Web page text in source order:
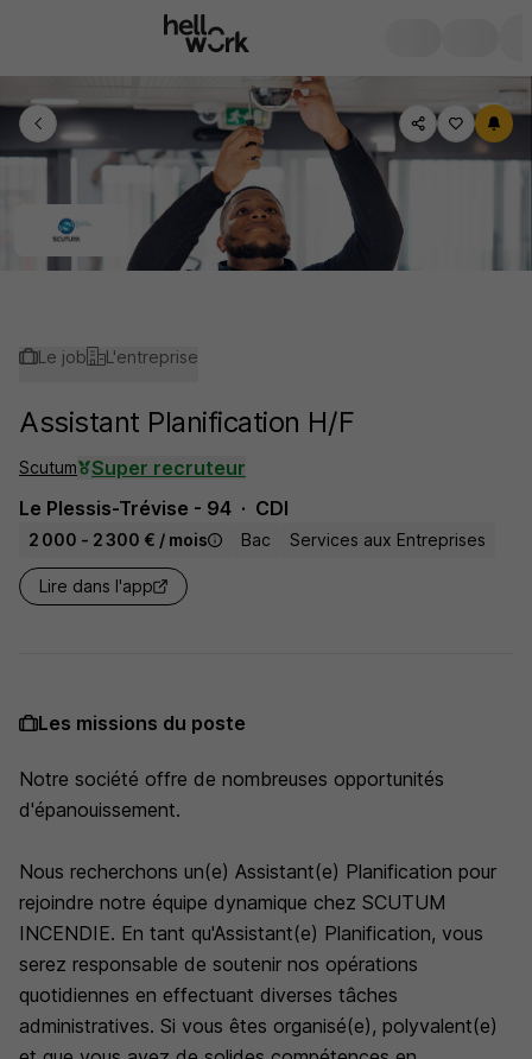
Le job L'entreprise
Assistant Planification H/F
Scutum
Super recruteur
Le Plessis-Trévise - 94
CDI
2 000 - 2 300 € / mois Bac Services aux Entreprises
Lire dans l'app
Les missions du poste
Notre société offre de nombreuses opportunités
d'épanouissement.
Nous recherchons un(e) Assistant(e) Planification pour
rejoindre notre équipe dynamique chez SCUTUM
INCENDIE. En tant qu'Assistant(e) Planification, vous
serez responsable de soutenir nos opérations
quotidiennes en effectuant diverses tâches
administratives. Si vous êtes organisé(e), polyvalent(e)